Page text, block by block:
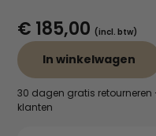
€ 185,00 (incl. btw)
In winkelwagen
30 dagen gratis retourneren
klanten